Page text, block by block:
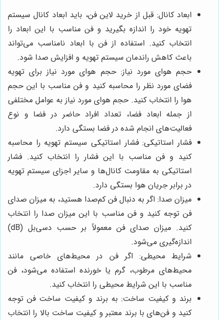
ابعاد کانال: قبل از خرید لاین فن، باید ابعاد کانال سیستم
تهویه خود را اندازه بگیرید و فن مناسب با این ابعاد را
انتخاب کنید. استفاده از فن با ابعاد نامناسب می‌تواند
باعث کاهش راندمان سیستم تهویه و افزایش صدا شود.
حجم هوای مورد نیاز: حجم هوای مورد نیاز برای تهویه
فضای مورد نظر را محاسبه کنید و فن مناسب با این حجم
هوا را انتخاب کنید. حجم هوای مورد نیاز به عوامل مختلفی
از جمله ابعاد فضا، تعداد افراد حاضر در فضا و نوع
فعالیت‌های انجام شده در فضا بستگی دارد.
فشار استاتیکی: فشار استاتیکی سیستم تهویه را محاسبه
کنید و فن مناسب با این فشار را انتخاب کنید. فشار
استاتیکی به مقاومت کانال‌ها و سایر اجزای سیستم تهویه
در برابر جریان هوا بستگی دارد.
میزان صدا: اگر به دنبال فن کم‌صدا هستید، به میزان صدای
فن توجه کنید و فن مناسب با این میزان صدا را انتخاب
کنید. میزان صدای فن معمولاً بر حسب دسی‌بل (dB)
اندازه‌گیری می‌شود.
شرایط محیطی: اگر فن در محیط‌های خاصی مانند
محیط‌های مرطوب، گرم یا خورنده استفاده می‌شود، فن
مناسب با این شرایط محیطی را انتخاب کنید.
برند و کیفیت ساخت: به برند و کیفیت ساخت فن توجه
کنید و فن‌های با برند معتبر و کیفیت ساخت بالا را انتخاب